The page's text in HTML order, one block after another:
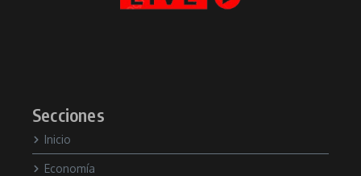
Secciones
Inicio
Economía